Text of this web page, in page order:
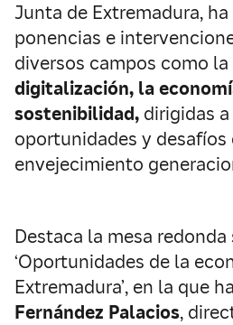
Junta de Extremadura,
ponencias e
diversos campos como la
digitalización, la
sostenibilidad, dirigidas
oportunidades y desafíos
envejecimiento
Destaca la mesa redonda
‘Oportunidades de la
Extremadura’, en la que
Fernández Palacios,